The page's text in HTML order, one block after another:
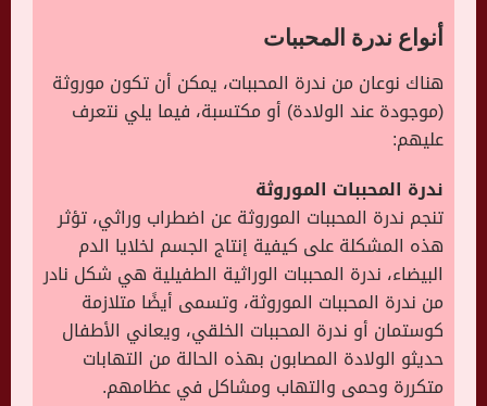
أنواع ندرة المحببات
هناك نوعان من ندرة المحببات، يمكن أن تكون موروثة
(موجودة عند الولادة) أو مكتسبة، فيما يلي نتعرف
عليهم:
ندرة المحببات الموروثة
تنجم ندرة المحببات الموروثة عن اضطراب وراثي، تؤثر
هذه المشكلة على كيفية إنتاج الجسم لخلايا الدم
البيضاء، ندرة المحببات الوراثية الطفيلية هي شكل نادر
من ندرة المحببات الموروثة، وتسمى أيضًا متلازمة
كوستمان أو ندرة المحببات الخلقي، ويعاني الأطفال
حديثو الولادة المصابون بهذه الحالة من التهابات
متكررة وحمى والتهاب ومشاكل في عظامهم.